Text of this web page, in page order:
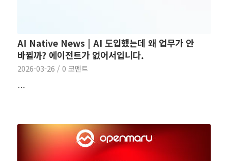
AI Native News | AI 도입했는데 왜 업무가 안
바뀔까? 에이전트가 없어서입니다.
2026-03-26 / 0 코멘트
…